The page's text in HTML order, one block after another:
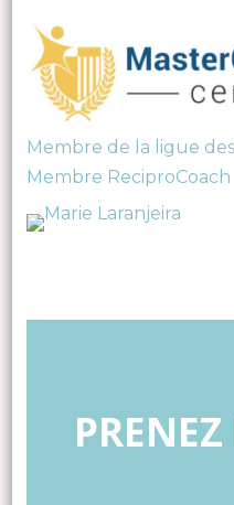
Membre de la ligue
Membre ReciproCoach